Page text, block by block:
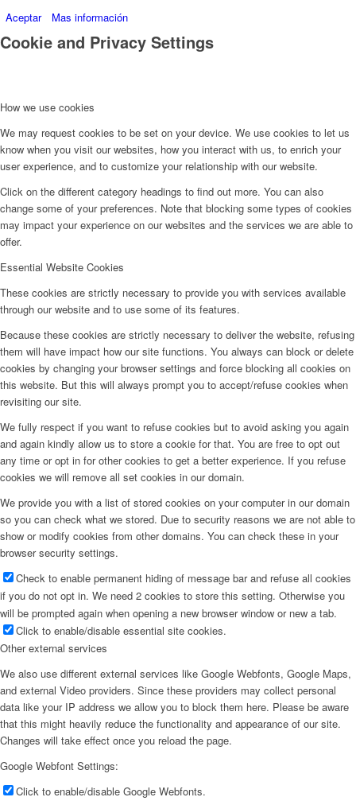
Aceptar
Mas información
Cookie and Privacy Settings
How we use cookies
We may request cookies to be set on your device. We use cookies to let us
know when you visit our websites, how you interact with us, to enrich your
user experience, and to customize your relationship with our website.
Click on the different category headings to find out more. You can also
change some of your preferences. Note that blocking some types of cookies
may impact your experience on our websites and the services we are able to
offer.
Essential Website Cookies
These cookies are strictly necessary to provide you with services available
through our website and to use some of its features.
Because these cookies are strictly necessary to deliver the website, refusing
them will have impact how our site functions. You always can block or delete
cookies by changing your browser settings and force blocking all cookies on
this website. But this will always prompt you to accept/refuse cookies when
revisiting our site.
We fully respect if you want to refuse cookies but to avoid asking you again
and again kindly allow us to store a cookie for that. You are free to opt out
any time or opt in for other cookies to get a better experience. If you refuse
cookies we will remove all set cookies in our domain.
We provide you with a list of stored cookies on your computer in our domain
so you can check what we stored. Due to security reasons we are not able to
show or modify cookies from other domains. You can check these in your
browser security settings.
Check to enable permanent hiding of message bar and refuse all cookies
if you do not opt in. We need 2 cookies to store this setting. Otherwise you
will be prompted again when opening a new browser window or new a tab.
Click to enable/disable essential site cookies.
Other external services
We also use different external services like Google Webfonts, Google Maps,
and external Video providers. Since these providers may collect personal
data like your IP address we allow you to block them here. Please be aware
that this might heavily reduce the functionality and appearance of our site.
Changes will take effect once you reload the page.
Google Webfont Settings:
Click to enable/disable Google Webfonts.